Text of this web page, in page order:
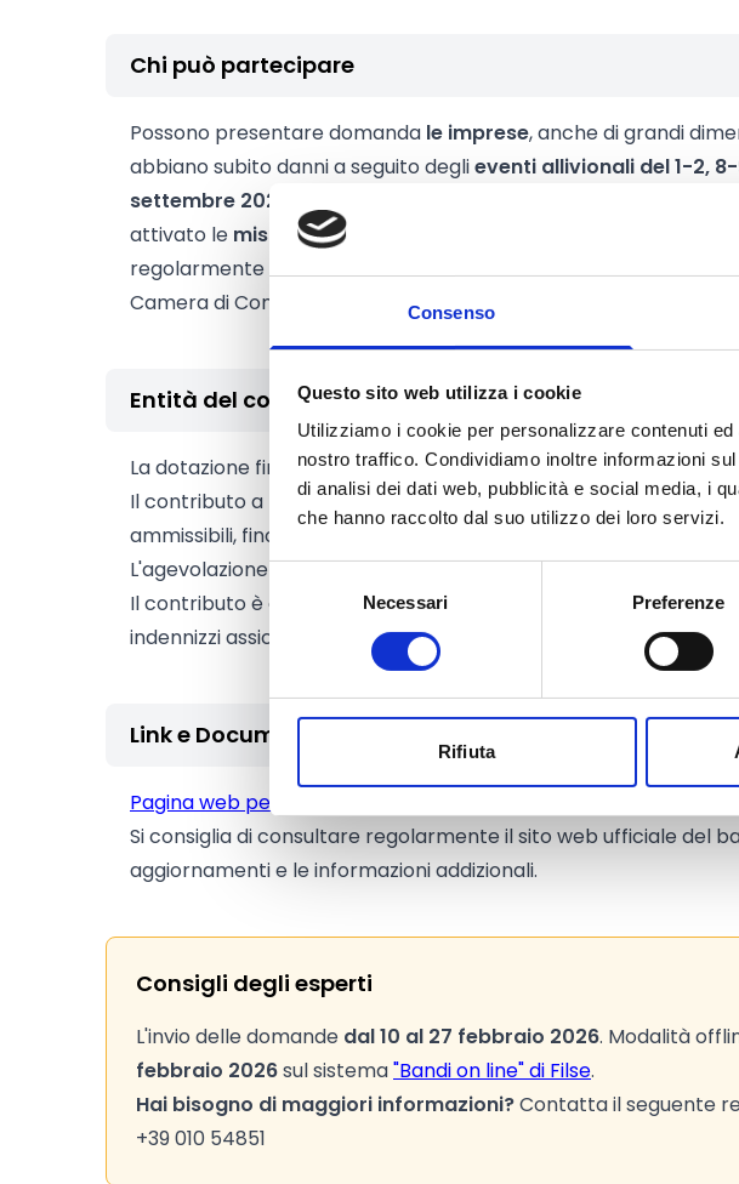
Consenso
Questo sito web utilizza i cookie
Utilizziamo i cookie per personalizzare contenuti
nostro traffico. Condividiamo inoltre informazioni
di analisi dei dati web, pubblicità e social media, i
che hanno raccolto dal suo utilizzo dei loro servizi.
del
consenso
Necessari Preferenze
Rifiuta
Chi può partecipare
Possono presentare domanda le imprese, anche di grandi
abbiano subito danni a seguito deglieventi allivionali del 1-2,
settembre 2025, localizzate in Comuni
attivato le misure dello stato di emergenza
regolarmentepresentato il modello di segnalazione danni AE
Camera di Commercio competente.
Entità del contributo
La dotazione finanziaria complessiva ammonta a 1.200.000
Il contributo a fondo perduto nella misura del100%delle spese
ammissibili, fino a un massimo di
L'agevolazione è erogata inregime de minimis(Reg. UE 2831/
Il contributo è cumulabile con eventuali rimborsi della
indennizzi assicurativi solo in forma integrativa, evitando ogni
Link e Documenti
Pagina web per formulari e documenti
Si consiglia di consultare regolarmente il sito web ufficiale del
aggiornamenti e le informazioni addizionali.
Consigli degli esperti
L'invio delle domande dal 10 al 27 febbraio 2026. Modalità
febbraio 2026sul sistema"Bandi on line" di Filse.
Hai bisogno di maggiori informazioni?Contatta il seguente
+39 010 54851